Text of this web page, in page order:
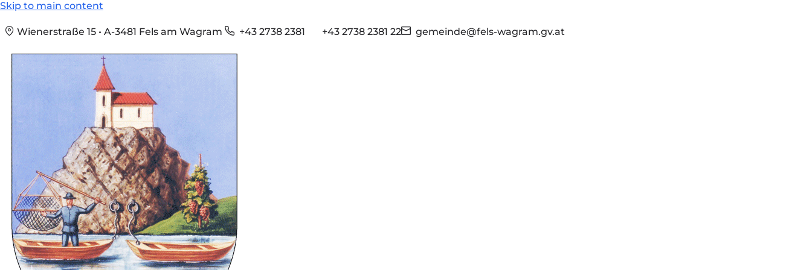
Skip to main content
Wienerstraße 15 • A-3481 Fels am Wagram +43 2738 2381 +43 2738 2381 22 gemeinde@fels-wagram.gv.at